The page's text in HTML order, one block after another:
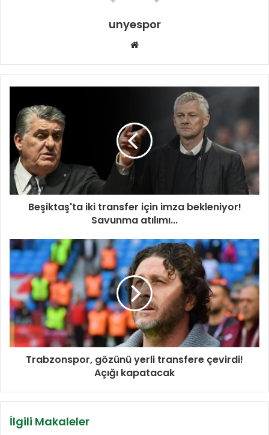
unyespor
Web
Beşiktaş'ta iki transfer için imza bekleniyor!
Savunma atılımı...
Trabzonspor, gözünü yerli transfere çevirdi!
Açığı kapatacak
İlgili Makaleler